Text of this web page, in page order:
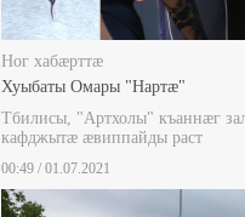
Ног хабæрттæ
Хуыбаты Омары "Нартæ"
Тбилисы, "Артхолы" къаннæг
кафджытæ æвиппайды раст
00:49 / 01.07.2021